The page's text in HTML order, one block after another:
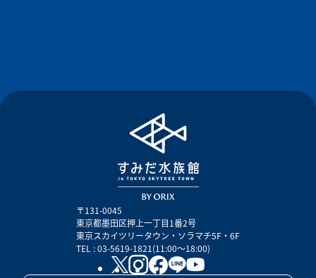
〒131-0045
東京都墨田区押上一丁目1番2号
東京スカイツリータウン・ソラマチ5F・6F
TEL : 03-5619-1821(11:00～18:00)